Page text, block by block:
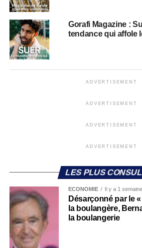
Gorafi Magazine :
tendance qui affole
ADVERTISEMENT
ADVERTISEMENT
ADVERTISEMENT
ADVERTISEMENT
LES PLUS
ECONOMIE Il y a 1 semaine
Désarçonné par le
la boulangère,
la boulangerie